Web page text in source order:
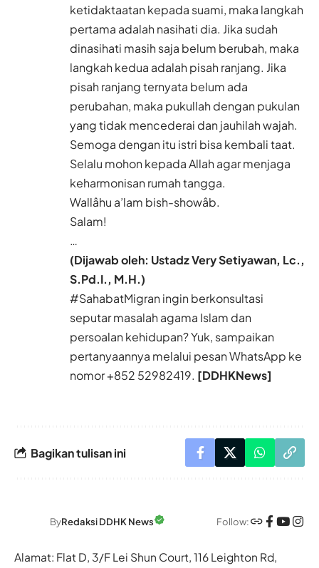
ketidaktaatan kepada suami, maka langkah
pertama adalah nasihati dia. Jika sudah
dinasihati masih saja belum berubah, maka
langkah kedua adalah pisah ranjang. Jika
pisah ranjang ternyata belum ada
perubahan, maka pukullah dengan pukulan
yang tidak mencederai dan jauhilah wajah.
Semoga dengan itu istri bisa kembali taat.
Selalu mohon kepada Allah agar menjaga
keharmonisan rumah tangga.
Wallâhu a’lam bish-showâb.
Salam!
…
(Dijawab oleh: Ustadz Very Setiyawan, Lc.,
S.Pd.I., M.H.)
#SahabatMigran ingin berkonsultasi
seputar masalah agama Islam dan
persoalan kehidupan? Yuk, sampaikan
pertanyaannya melalui pesan WhatsApp ke
nomor+852 52982419. [DDHKNews]
Bagikan tulisan ini
ByRedaksi DDHK News Follow:
Alamat: Flat D, 3/F Lei Shun Court, 116 Leighton Rd,